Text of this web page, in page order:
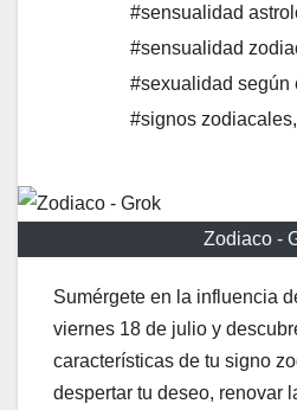
#sensualidad
#sensualidad
#sexualidad según
#signos zodiacales,
Zodiaco -
Sumérgete en la influencia
viernes 18 de julio y
características de tu signo
despertar tu deseo, renovar